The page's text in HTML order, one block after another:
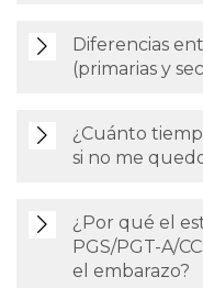
Diferencias
(primarias y
¿Cuánto
si no me
¿Por qué el
PGS/PGT-A/
el embarazo?